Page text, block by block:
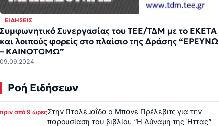
ΕΙΔΉΣΕΙΣ
Συμφωνητικό Συνεργασίας του ΤΕΕ/ΤΔΜ με το ΕΚΕΤΑ
και λοιπούς φορείς στο πλαίσιο της Δράσης “ΕΡΕΥΝΩ
– ΚΑΙΝΟΤΟΜΩ”
09.09.2024
Ροή Ειδήσεων
πριν από 9 ώρεςΣτην Πτολεμαΐδα ο Μπάνε Πρέλεβιτς για την
παρουσίαση του βιβλίου “Η Δύναμη της Ήττας”